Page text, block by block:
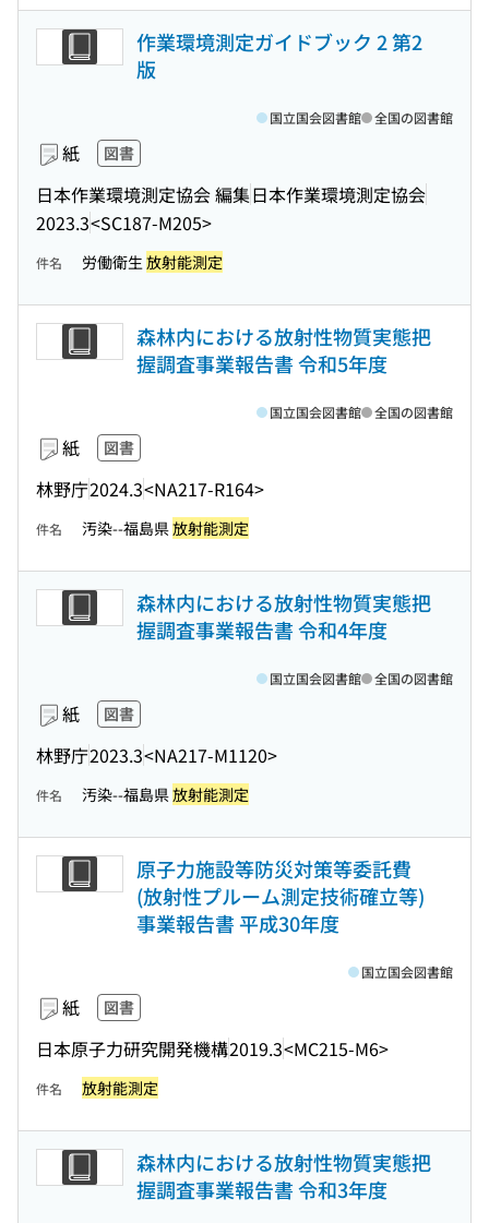
作業環境測定ガイドブック 2 第2
版
紙 図書
日本作業環境測定協会 編集日本作業環境測定協会
2023.3<SC187-M205>
国立国会図書館 全国の図書館
件名 労働衛生放射能測定
森林内における放射性物質実態把
握調査事業報告書 令和5年度
紙 図書
林野庁2024.3<NA217-R164>
国立国会図書館 全国の図書館
件名 汚染--福島県放射能測定
森林内における放射性物質実態把
握調査事業報告書 令和4年度
紙 図書
林野庁2023.3<NA217-M1120>
国立国会図書館 全国の図書館
件名 汚染--福島県放射能測定
原子力施設等防災対策等委託費
(放射性プルーム測定技術確立等)
事業報告書 平成30年度
紙 図書
日本原子力研究開発機構2019.3<MC215-M6>
国立国会図書館
件名 放射能測定
森林内における放射性物質実態把
握調査事業報告書 令和3年度